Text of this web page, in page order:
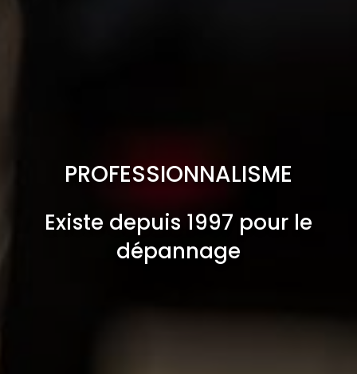
PROFESSIONNALISME
Existe depuis 1997 pour le
dépannage